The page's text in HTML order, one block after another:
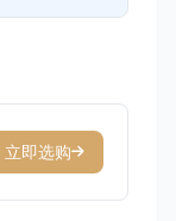
立即选购